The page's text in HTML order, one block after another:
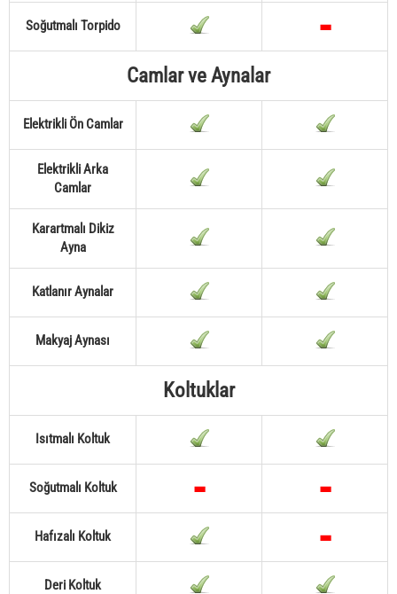
Soğutmalı Torpido
Camlar ve Aynalar
Elektrikli Ön Camlar
Elektrikli Arka
Camlar
Karartmalı Dikiz
Ayna
Katlanır Aynalar
Makyaj Aynası
Koltuklar
Isıtmalı Koltuk
Soğutmalı Koltuk
Hafızalı Koltuk
Deri Koltuk